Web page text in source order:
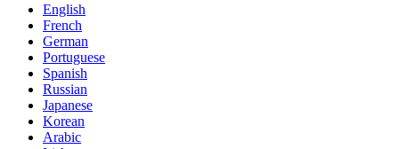
English
French
German
Portuguese
Spanish
Russian
Japanese
Korean
Arabic